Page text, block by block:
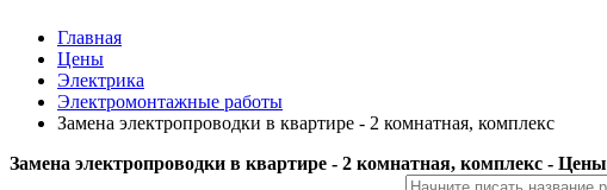
Главная
Цены
Электрика
Электромонтажные работы
Замена электропроводки в квартире - 2 комнатная, комплекс
Замена электропроводки в квартире - 2 комнатная, комплекс - Цены